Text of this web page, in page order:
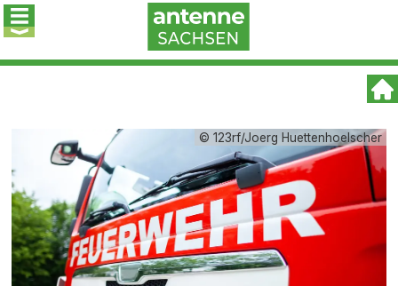
© 123rf/Joerg Huettenhoelscher